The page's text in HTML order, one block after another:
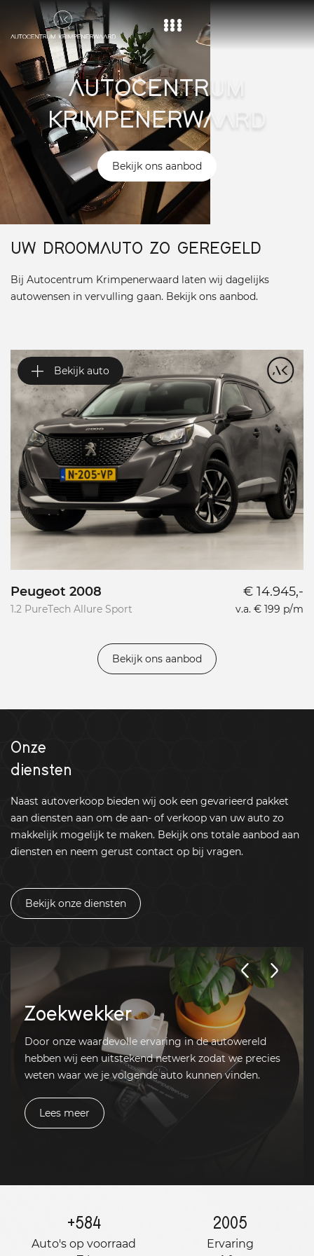
Home
Aanbod
Diensten
Over ons
Vacature
Contact
AUTOCENTRUM
KRIMPENERWAARD
Bekijk ons aanbod
UW DROOMAUTO ZO GEREGELD
Bij Autocentrum Krimpenerwaard laten wij dagelijks
autowensen in vervulling gaan. Bekijk ons aanbod.
Bekijk auto
Peugeot 2008
1.2 PureTech Allure Sport
€ 14.945,-
v.a. € 199 p/m
Bekijk ons aanbod
Onze
diensten
Naast autoverkoop bieden wij ook een gevarieerd pakket
aan diensten aan om de aan- of verkoop van uw auto zo
makkelijk mogelijk te maken. Bekijk ons totale aanbod aan
diensten en neem gerust contact op bij vragen.
Bekijk onze diensten
Zoekwekker
Door onze waardevolle ervaring in de autowereld
hebben wij een uitstekend netwerk zodat we precies
weten waar we je volgende auto kunnen vinden.
Lees meer
+584
Auto's op voorraad
2005
Ervaring